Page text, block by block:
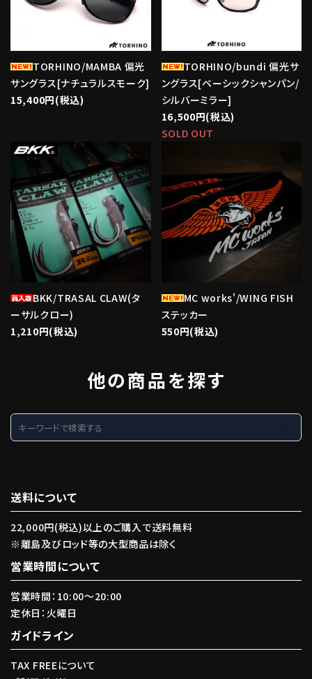
TORHINO/MAMBA 偏光
サングラス[ナチュラルスモーク]
15,400円(税込)
TORHINO/bundi 偏光サ
ングラス[ベーシックシャンパン/
シルバーミラー]
16,500円(税込)
SOLD OUT
BKK/TRASAL CLAW(タ
ーサルクロー)
1,210円(税込)
favorite
MC works'/WING FISH
ステッカー
550円(税込)
他の商品を探す
送料について
22,000円(税込)以上のご購入で送料無料
※離島及びロッド等の大型商品は除く
営業時間について
営業時間：10:00〜20:00
定休日：火曜日
ガイドライン
TAX FREEについて